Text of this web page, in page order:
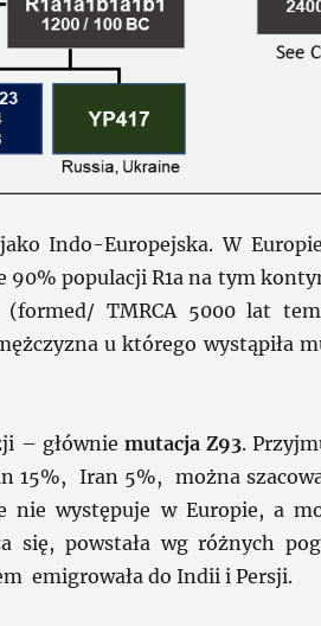
Indo-Europejska. W
90% populacji R1a na tym
(formed/ TMRCA 5000 lat
u którego wystąpiła
– głównie mutacja Z93.
15%, Iran 5%, można
nie występuje w Europie, a
się, powstała wg różnych
emigrowała do Indii i Persji.